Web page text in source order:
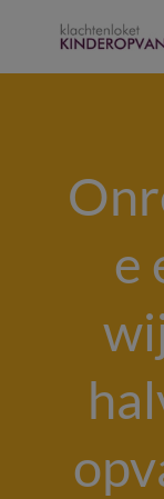
e